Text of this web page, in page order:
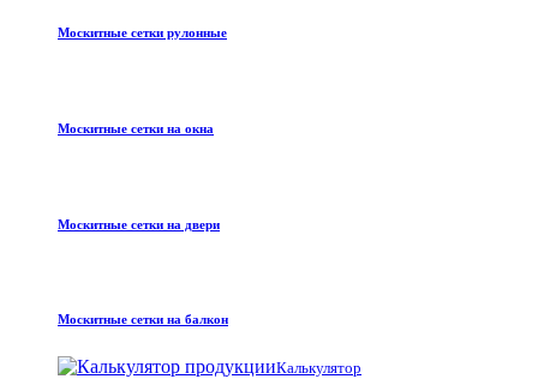
Москитные сетки рулонные
Москитные сетки на окна
Москитные сетки на двери
Москитные сетки на балкон
Калькулятор